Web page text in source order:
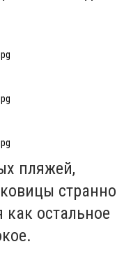
пляжей,
странно
остальное